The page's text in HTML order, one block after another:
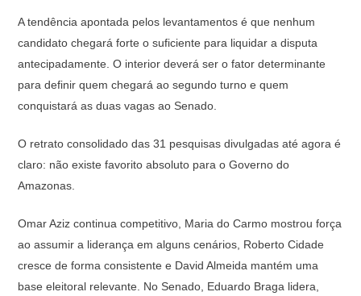
A tendência apontada pelos levantamentos é que nenhum
candidato chegará forte o suficiente para liquidar a disputa
antecipadamente. O interior deverá ser o fator determinante
para definir quem chegará ao segundo turno e quem
conquistará as duas vagas ao Senado.
O retrato consolidado das 31 pesquisas divulgadas até agora é
claro: não existe favorito absoluto para o Governo do
Amazonas.
Omar Aziz continua competitivo, Maria do Carmo mostrou força
ao assumir a liderança em alguns cenários, Roberto Cidade
cresce de forma consistente e David Almeida mantém uma
base eleitoral relevante. No Senado, Eduardo Braga lidera,